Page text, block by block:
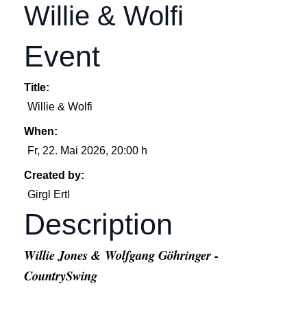
Willie & Wolfi
Event
Title:
Willie & Wolfi
When:
Fr, 22. Mai 2026, 20:00 h
Created by:
Girgl Ertl
Description
Willie Jones & Wolfgang Göhringer -
CountrySwing